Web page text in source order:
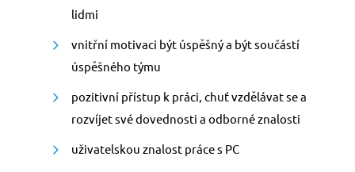
lidmi
vnitřní motivaci být úspěšný a být součástí
úspěšného týmu
pozitivní přístup k práci, chuť vzdělávat se a
rozvíjet své dovednosti a odborné znalosti
uživatelskou znalost práce s PC